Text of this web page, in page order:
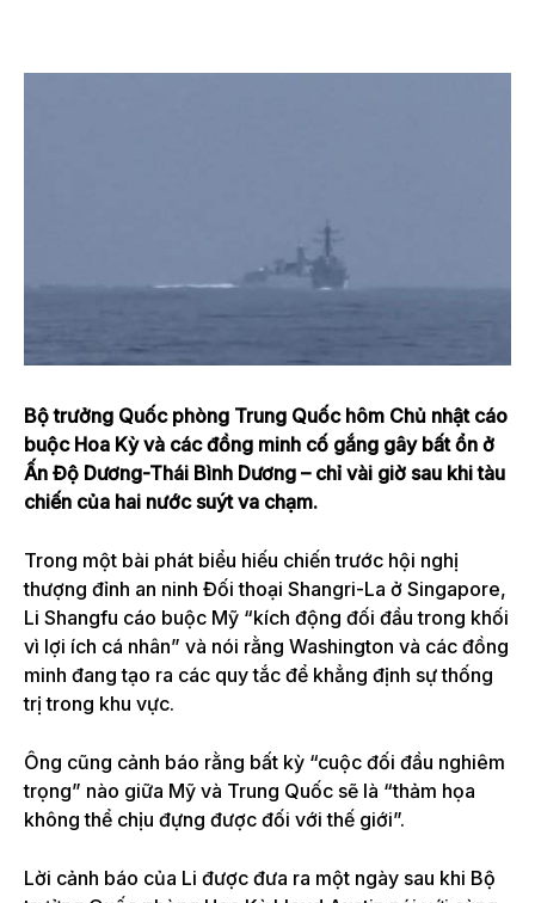
Bộ trưởng Quốc phòng Trung Quốc hôm Chủ nhật cáo
buộc Hoa Kỳ và các đồng minh cố gắng gây bất ổn ở
Ấn Độ Dương-Thái Bình Dương – chỉ vài giờ sau khi tàu
chiến của hai nước suýt va chạm.
Trong một bài phát biểu hiếu chiến trước hội nghị
thượng đỉnh an ninh Đối thoại Shangri-La ở Singapore,
Li Shangfu cáo buộc Mỹ “kích động đối đầu trong khối
vì lợi ích cá nhân” và nói rằng Washington và các đồng
minh đang tạo ra các quy tắc để khẳng định sự thống
trị trong khu vực.
Ông cũng cảnh báo rằng bất kỳ “cuộc đối đầu nghiêm
trọng” nào giữa Mỹ và Trung Quốc sẽ là “thảm họa
không thể chịu đựng được đối với thế giới”.
Lời cảnh báo của Li được đưa ra một ngày sau khi Bộ